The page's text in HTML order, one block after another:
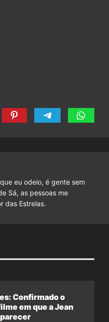
eu odeio, é gente sem
Sá, as pessoas me
das Estrelas.
Confirmado o
em que a Jean